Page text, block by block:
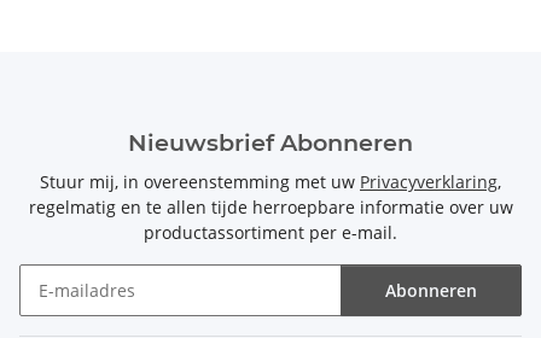
Nieuwsbrief Abonneren
Stuur mij, in overeenstemming met uw Privacyverklaring,
regelmatig en te allen tijde herroepbare informatie over uw
productassortiment per e-mail.
Abonneren